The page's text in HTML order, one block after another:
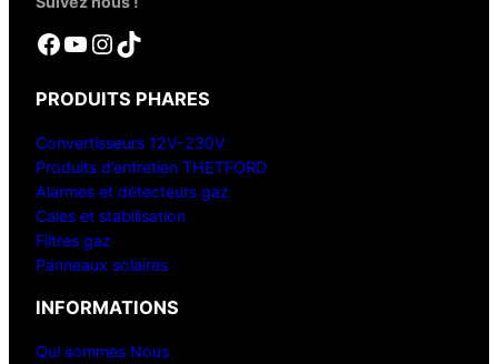
Facebook YouTube InstagramTikTok
PRODUITS PHARES
Convertisseurs 12V-230V
Produits d’entretien THETFORD
Alarmes et détecteurs gaz
Cales et stabilisation
Filtres gaz
Panneaux solaires
INFORMATIONS
Qui sommes Nous